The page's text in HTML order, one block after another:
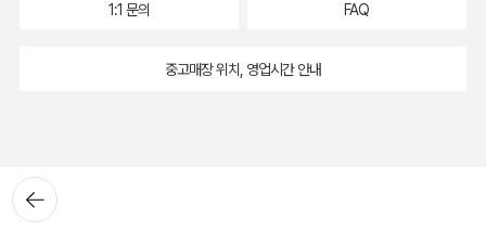
뒤로가
기
1:1 문의 FAQ
중고매장 위치, 영업시간 안내